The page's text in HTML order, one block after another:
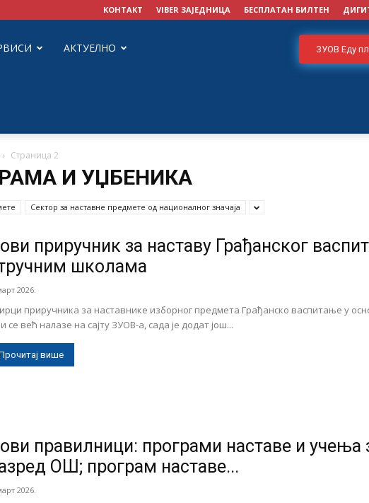
КОНТАКТ VIBER ЗАЈЕДНИЦА БЕСПЛАТАН БИЛТЕН
ЗУОВ Еду
АКТУЕЛНО
Страница 2
И УЏБЕНИКА
Сектор за наставне предмете од националног значаја
приручник за наставу Грађанског
школама
2026.
приручника за наставнике изборног предмета Грађанско васпитање у
се већ налазе на сајту ЗУОВ-а, сада је додат још...
више
правилници: програми наставе и учења
ОШ; програм наставе...
2026.